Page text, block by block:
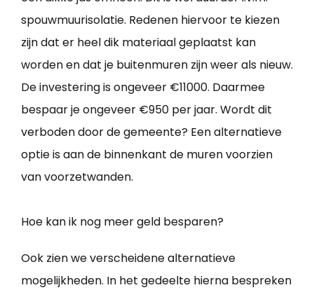
spouwmuurisolatie. Redenen hiervoor te kiezen
zijn dat er heel dik materiaal geplaatst kan
worden en dat je buitenmuren zijn weer als nieuw.
De investering is ongeveer €11000. Daarmee
bespaar je ongeveer €950 per jaar. Wordt dit
verboden door de gemeente? Een alternatieve
optie is aan de binnenkant de muren voorzien
van voorzetwanden.
Hoe kan ik nog meer geld besparen?
Ook zien we verscheidene alternatieve
mogelijkheden. In het gedeelte hierna bespreken